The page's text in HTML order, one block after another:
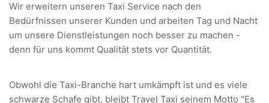
Wir erweitern unseren Taxi Service nach den
Bedürfnissen unserer Kunden und arbeiten Tag und Nacht
um unsere Dienstleistungen noch besser zu machen -
denn für uns kommt Qualität stets vor Quantität.
Obwohl die Taxi-Branche hart umkämpft ist und es viele
schwarze Schafe gibt, bleibt Travel Taxi seinem Motto "Es